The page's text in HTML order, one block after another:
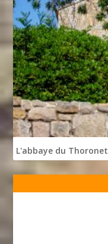
L'abbaye du Thoronet